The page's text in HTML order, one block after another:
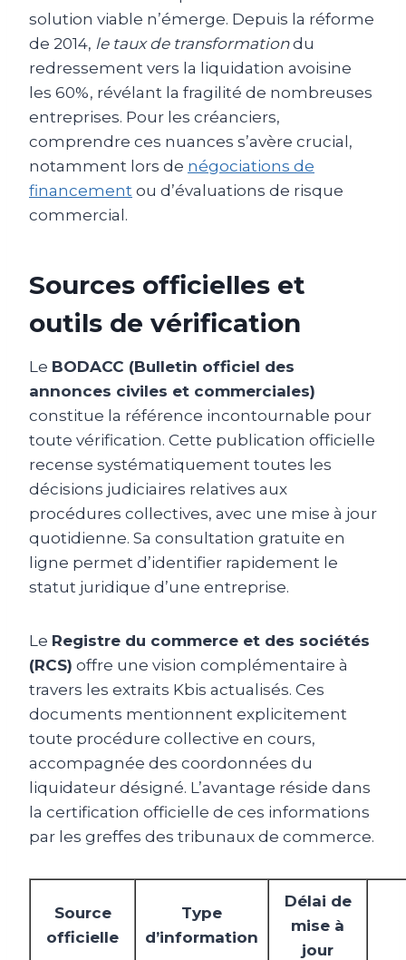
solution viable n’émerge. Depuis la réforme
de 2014, le taux de transformationdu
redressement vers la liquidation avoisine
les 60%, révélant la fragilité de nombreuses
entreprises. Pour les créanciers,
comprendre ces nuances s’avère crucial,
notamment lors de négociations de
financement ou d’évaluations de risque
commercial.
Sources officielles et
outils de vérification
Le BODACC (Bulletin officiel des
annonces civiles et commerciales)
constitue la référence incontournable pour
toute vérification. Cette publication officielle
recense systématiquement toutes les
décisions judiciaires relatives aux
procédures collectives, avec une mise à jour
quotidienne. Sa consultation gratuite en
ligne permet d’identifier rapidement le
statut juridique d’une entreprise.
Le Registre du commerce et des sociétés
(RCS) offre une vision complémentaire à
travers les extraits Kbis actualisés. Ces
documents mentionnent explicitement
toute procédure collective en cours,
accompagnée des coordonnées du
liquidateur désigné. L’avantage réside dans
la certification officielle de ces informations
par les greffes des tribunaux de commerce.
Source
officielle
Type
d’information
Délai de
mise à
jour